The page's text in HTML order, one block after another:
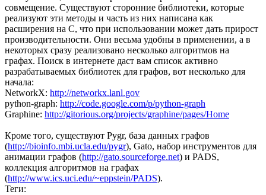
совмещение. Существуют сторонние библиотеки, которые
реализуют эти методы и часть из них написана как
расширения на C, что при использовании может дать прирост
производительности. Они весьма удобны в применении, а в
некоторых сразу реализовано несколько алгоритмов на
графах. Поиск в интернете даст вам список активно
разрабатываемых библиотек для графов, вот несколько для
начала:
NetworkX: http://networkx.lanl.gov
python-graph: http://code.google.com/p/python-graph
Graphine: http://gitorious.org/projects/graphine/pages/Home
Кроме того, существуют Pygr, база данных графов
(http://bioinfo.mbi.ucla.edu/pygr), Gato, набор инструментов для
анимации графов (http://gato.sourceforge.net) и PADS,
коллекция алгоритмов на графах
(http://www.ics.uci.edu/~eppstein/PADS).
Теги: